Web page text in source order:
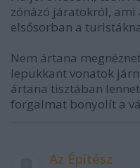
zónázó járatokról,
elsősorban a
Nem ártana
lepukkant vonatok
ártana tisztában
forgalmat bonyolít a
Az Építész